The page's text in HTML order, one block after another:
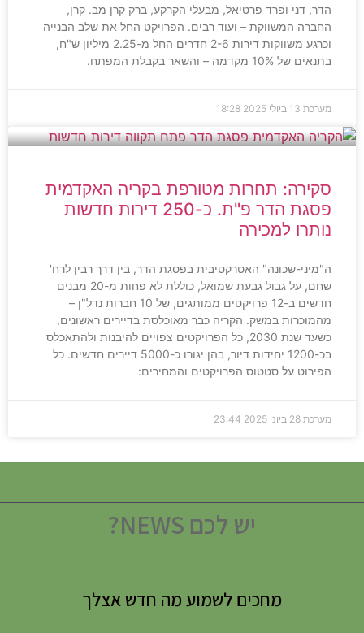
הדר, דני ופרד פרטיאל, מבעלי הקרקע, ברק קרן מב. קרן,
החברה המשווקת – ועוד רבים. הפרויקט החל את שלב הבנייה
וכרגע משווקות דירות 2-6 חדרים החל מ-2.25 מיליון ש"ח,
בתנאים של 10% מקדמה – והשאר בקבלת המפתח.
מערכת 13 ביולי 2025 18:28
סקירה: תחרות מטורפת בקריה האקדמית
פסגת הדר פ"ת. כ-250 דירות חדשות
נותרו למכירה
ה"מיני-שכונה" האטרקטיבית בפסגת הדר, בין דרך רבין לרח'
שחם, על גבול גבעת שמואל, כוללת לא פחות מ-20 מבנים
חדשים ב-12 פרויקטים ממותגים, של 10 חברות נדל"ן –
מהמוכרות במשק. הקריה כבר מאוכלסת בדיירים ראשונים,
כשעד שנת 2030, כל הפרויקטים צפויים להיבנות ולהתאכלס
בכ-1200 יחידות דיור, בהן יגורו כ-5000 דיירים חדשים. כל
הפירוט על סטטוס הפרויקטים והמחירים:
מערכת 28 ביוני 2025 23:44
יש לכם NEWS?
מחכים לשמוע מה חדש אצלך